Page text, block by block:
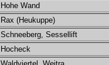
Hohe Wand
Rax (Heukuppe)
Schneeberg, Sessellift
Hocheck